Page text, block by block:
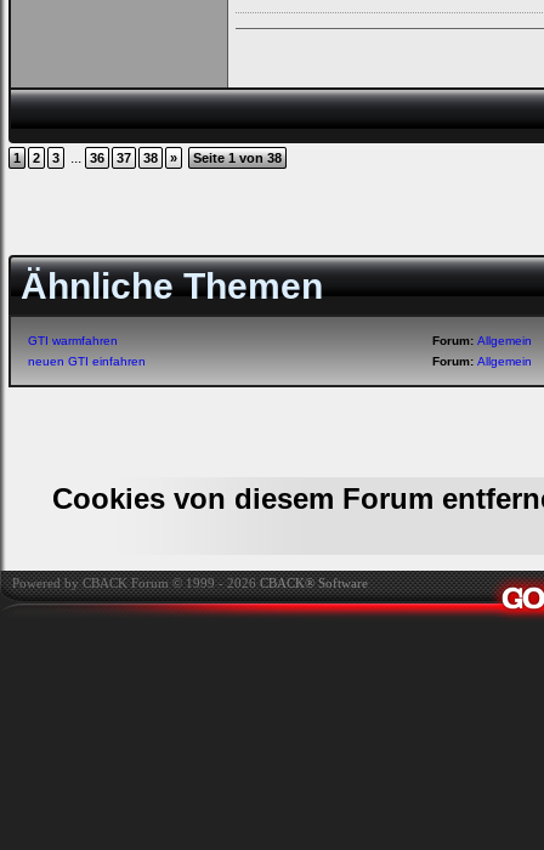
1 2 3 ... 36 37 38 » Seite 1 von 38
Ähnliche Themen
GTI warmfahren Forum: Allgemein
neuen GTI einfahren
Forum: Allgemein
Cookies von diesem Forum
Powered by CBACK Forum © 1999 - 2026CBACK® Software